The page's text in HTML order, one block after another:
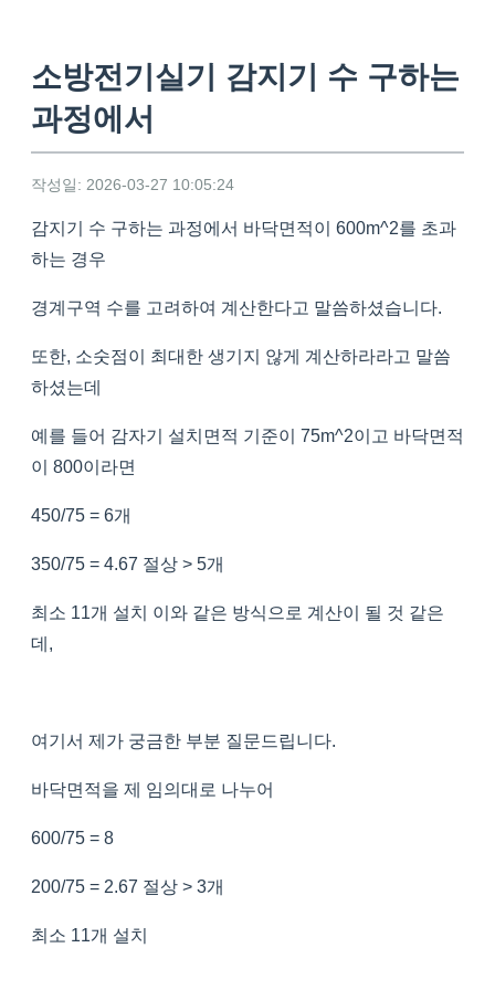
소방전기실기 감지기 수 구하는
과정에서
작성일: 2026-03-27 10:05:24
감지기 수 구하는 과정에서 바닥면적이 600m^2를 초과
하는 경우
경계구역 수를 고려하여 계산한다고 말씀하셨습니다.
또한, 소숫점이 최대한 생기지 않게 계산하라라고 말씀
하셨는데
예를 들어 감자기 설치면적 기준이 75m^2이고 바닥면적
이 800이라면
450/75 = 6개
350/75 = 4.67 절상 > 5개
최소 11개 설치 이와 같은 방식으로 계산이 될 것 같은
데,
여기서 제가 궁금한 부분 질문드립니다.
바닥면적을 제 임의대로 나누어
600/75 = 8
200/75 = 2.67 절상 > 3개
최소 11개 설치